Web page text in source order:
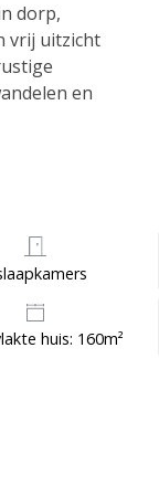
dorp,
vrij uitzicht
en
huis: 160m²